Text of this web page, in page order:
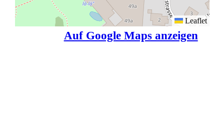
Leaflet
Auf Google Maps anzeigen